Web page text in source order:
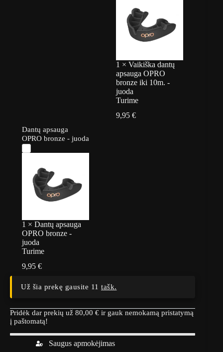
1 × Vaikiška dantų
apsauga OPRO
bronze iki 10m. -
juoda
Turime
9,95 €
Dantų apsauga
OPRO bronze - juoda
1 ×Dantų apsauga
OPRO bronze -
juoda
Turime
9,95€
Už šia prekę gausite 11 tašk.
Pridėk dar prekių už 80,00 € ir gauk nemokamą pristatymą
į paštomatą!
Saugus apmokėjimas